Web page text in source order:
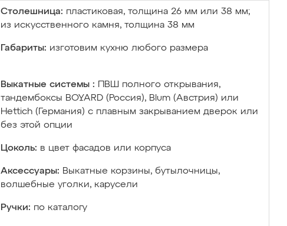
Столешница: пластиковая, толщина 26 мм или 38 мм;
из искусственного камня, толщина 38 мм
Габариты: изготовим кухню любого размера
Выкатные системы :
ПВШ полного открывания,
тандембоксы BOYARD (Россия), Blum (Австрия) или
Hettich (Германия) с плавным закрыванием дверок или
без этой опции
Цоколь: в цвет фасадов или корпуса
Аксессуары: Выкатные корзины, бутылочницы,
волшебные уголки, карусели
Ручки: по каталогу